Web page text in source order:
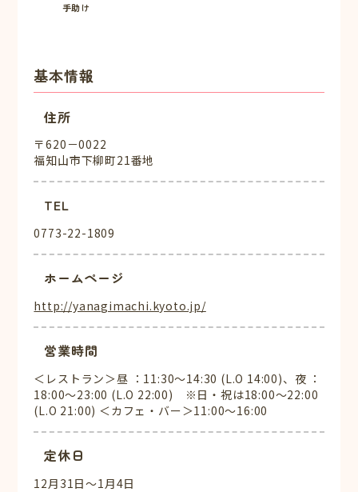
手助け
基本情報
住所
〒620－0022
福知山市下柳町21番地
TEL
0773-22-1809
ホームページ
http://yanagimachi.kyoto.jp/
営業時間
＜レストラン＞昼 ：11:30～14:30 (L.O 14:00)、夜 ：
18:00～23:00 (L.O 22:00) ※日・祝は18:00～22:00
(L.O 21:00) ＜カフェ・バー＞11:00～16:00
定休日
12月31日～1月4日